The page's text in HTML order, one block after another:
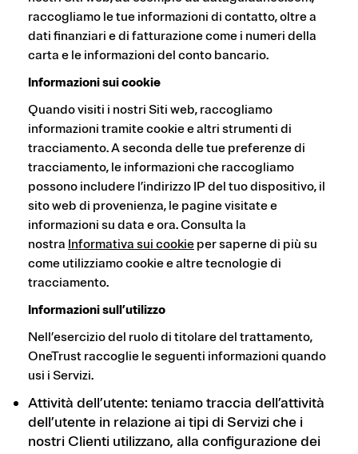
raccogliamo le tue informazioni di contatto, oltre a
dati finanziari e di fatturazione come i numeri della
carta e le informazioni del conto bancario.
Informazioni sui cookie
Quando visiti i nostri Siti web, raccogliamo
informazioni tramite cookie e altri strumenti di
tracciamento. A seconda delle tue preferenze di
tracciamento, le informazioni che raccogliamo
possono includere l’indirizzo IP del tuo dispositivo, il
sito web di provenienza, le pagine visitate e
informazioni su data e ora. Consulta la
nostra Informativa sui cookie per saperne di più su
come utilizziamo cookie e altre tecnologie di
tracciamento.
Informazioni sull’utilizzo
Nell’esercizio del ruolo di titolare del trattamento,
OneTrust raccoglie le seguenti informazioni quando
usi i Servizi.
Attività dell’utente: teniamo traccia dell’attività
dell’utente in relazione ai tipi di Servizi che i
nostri Clienti utilizzano, alla configurazione dei